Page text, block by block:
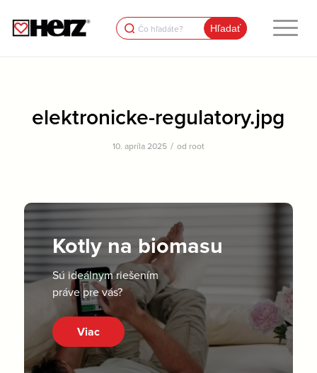
Search
for:
elektronicke-regulatory.jpg
10. apríla 2025 / od root
Kotly na biomasu
Sú ideálnym riešením
práve pre vás?
Viac